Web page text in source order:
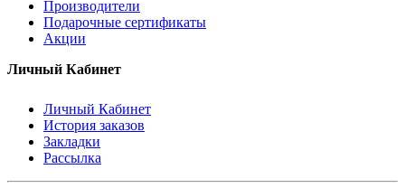
Производители
Подарочные сертификаты
Акции
Личный Кабинет
Личный Кабинет
История заказов
Закладки
Рассылка